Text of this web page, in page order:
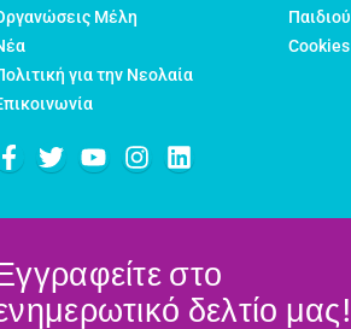
Μέλη
για την Νεολαία
Παιδιού
Cookies
στο
δελτίο μας!